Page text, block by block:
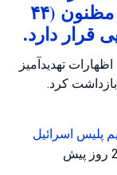
رامات گان آغاز شده است. یک مظنون (۴۴
قرار دارد.
را به دلیل اظهارات تهدیدآمیز
کرد.
پلیس اسرائیل
2 روز پیش